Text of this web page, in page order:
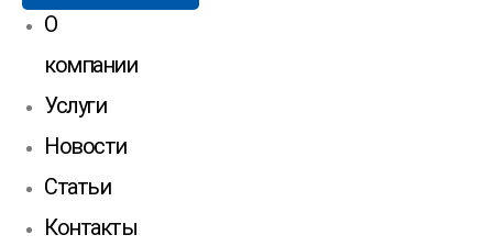
О
компании
Услуги
Новости
Статьи
Контакты